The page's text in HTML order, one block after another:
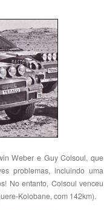
Weber e Guy Colsoul, que
problemas, incluindo uma
No entanto, Colsoul venceu
Kolobane, com 142km).